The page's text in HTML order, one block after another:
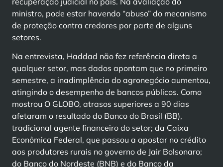
ministro, pode estar havendo “abuso” do mecanismo
de proteção contra credores por parte de alguns
setores.
Na entrevista, Haddad não fez referência direta a
qualquer setor, mas dados apontam que no primeiro
semestre, a inadimplência do agronegócio aumentou,
atingindo o desempenho de bancos públicos. Como
mostrou O GLOBO, atrasos superiores a 90 dias
afetaram o resultado do Banco do Brasil (BB),
tradicional agente financeiro do setor; da Caixa
Econômica Federal, que passou a apostar no crédito
aos produtores rurais no governo de Jair Bolsonaro;
do Banco do Nordeste (BNB) e do Banco da